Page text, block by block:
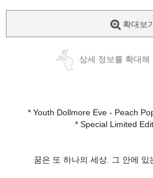
확대보
상세 정보를 확대
* Youth Dollmore Eve - Peach
* Special Limited
꿈은 또 하나의 세상. 그 안에 있